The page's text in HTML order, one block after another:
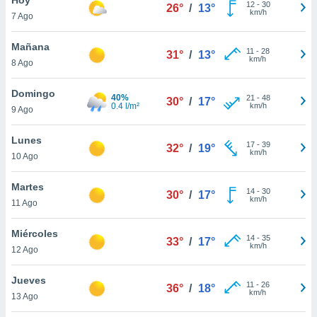
en
más
nuestra
de
cookies
aceptar
7 Ago
26° / 13° 12- 30
km/h
Mañana
8 Ago
31° / 13° 11 - 28
km/h
Domingo
9 Ago
40%
0.4 l/m²
30° / 17° 21 - 48
km/h
Lunes
10 Ago
32° / 19° 17- 39
km/h
Martes
11 Ago
30° / 17° 14- 30
km/h
Miércoles
12 Ago
33° / 17° 14- 35
km/h
Jueves
13 Ago
36° / 18° 11 - 26
km/h